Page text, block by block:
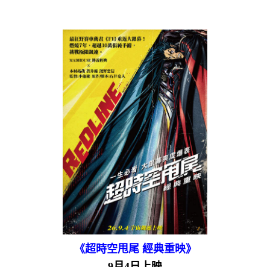
《超時空甩尾 經典重映》